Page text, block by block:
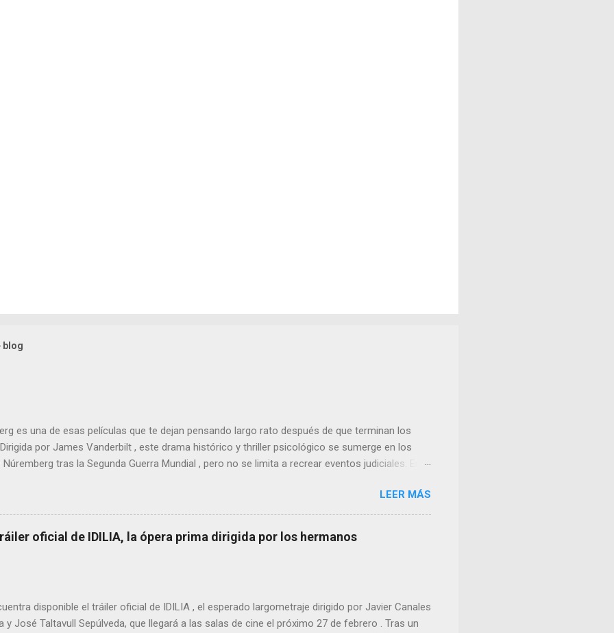
blog
es una de esas películas que te dejan pensando largo rato después de que terminan los
por James Vanderbilt , este drama histórico y thriller psicológico se sumerge en los
tras la Segunda Guerra Mundial , pero no se limita a recrear eventos judiciales. En
LEER MÁS
oficial de IDILIA, la ópera prima dirigida por los hermanos
disponible el tráiler oficial de IDILIA , el esperado largometraje dirigido por Javier Canales
y José Taltavull Sepúlveda, que llegará a las salas de cine el próximo 27 de febrero . Tras un